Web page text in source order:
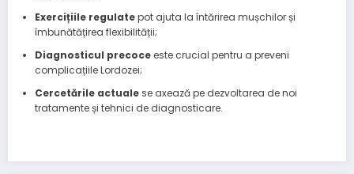
Exercițiile regulatepot ajuta la întărirea mușchilor și
îmbunătățirea flexibilității;
Diagnosticul precoceeste crucial pentru a preveni
complicațiile Lordozei;
Cercetările actualese axează pe dezvoltarea de noi
tratamente și tehnici de diagnosticare.